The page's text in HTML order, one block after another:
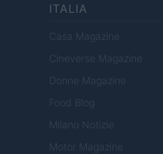
ITALIA
Casa Magazine
Cineverse Magazine
Donne Magazine
Food Blog
Milano Notizie
Motor Magazine